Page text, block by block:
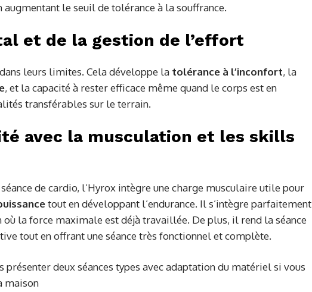
le seuil de tolérance à la souffrance.
et de la gestion de l’effort
leurs limites. Cela développe la tolérance à l’inconfort, la
, et la capacité à rester efficace même quand le corps est en
transférables sur le terrain.
avec la musculation et les skills
de cardio, l’Hyrox intègre une charge musculaire utile pour
tout en développant l’endurance. Il s’intègre parfaitement
où la force maximale est déjà travaillée. De plus, il rend la séance
tout en offrant une séance très fonctionnel et complète.
présenter deux séances types avec adaptation du matériel si vous
maison